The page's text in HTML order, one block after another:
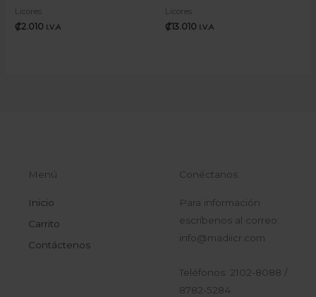
Licores
₡2.010 I.V.A
Licores
₡13.010 I.V.A
Menú
Inicio
Carrito
Contáctenos
Conéctanos
Para información
escríbenos al correo:
info@madiicr.com
Teléfonos: 2102-8088 /
8782-5284